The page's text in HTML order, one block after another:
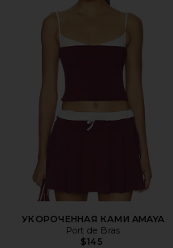
УКОРОЧЕННАЯ КАМИ AMAYA
Port de Bras
$145